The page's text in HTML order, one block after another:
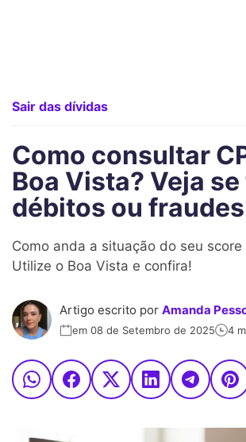
Sair das dívidas
Como consultar
Boa Vista? Veja
débitos ou fraudes
Como anda a situação do seu
Utilize o Boa Vista e confira!
Artigo escrito por Amanda
em 08 de Setembro de 2025 4